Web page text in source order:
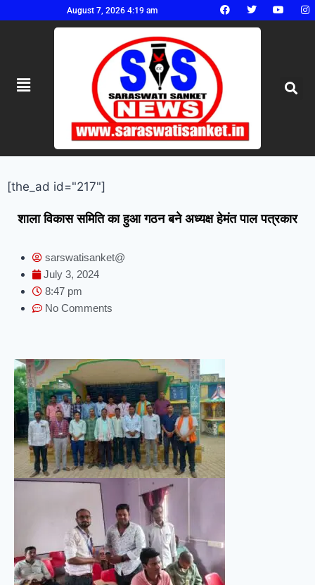
August 7, 2026 4:19 am
[the_ad id="217"]
शाला विकास समिति का हुआ गठन बने अध्यक्ष हेमंत पाल पत्रकार
sarswatisanket@
July 3, 2024
8:47 pm
No Comments